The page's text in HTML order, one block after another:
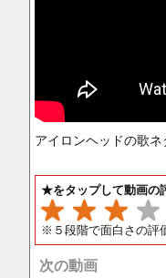
アイロンヘッドの歌ネ
★をタップして動画の
※５段階で面白さの評
次の動画